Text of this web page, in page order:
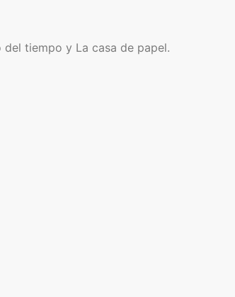
del tiempo y La casa de papel.